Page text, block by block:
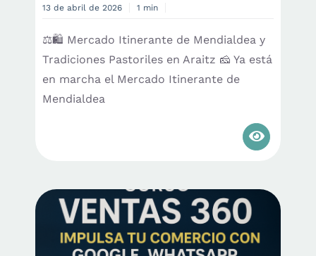
13 de abril de 2026 1 min
⚖️🛍️ Mercado Itinerante de Mendialdea y
Tradiciones Pastoriles en Araitz 🧀 Ya está
en marcha el Mercado Itinerante de
Mendialdea